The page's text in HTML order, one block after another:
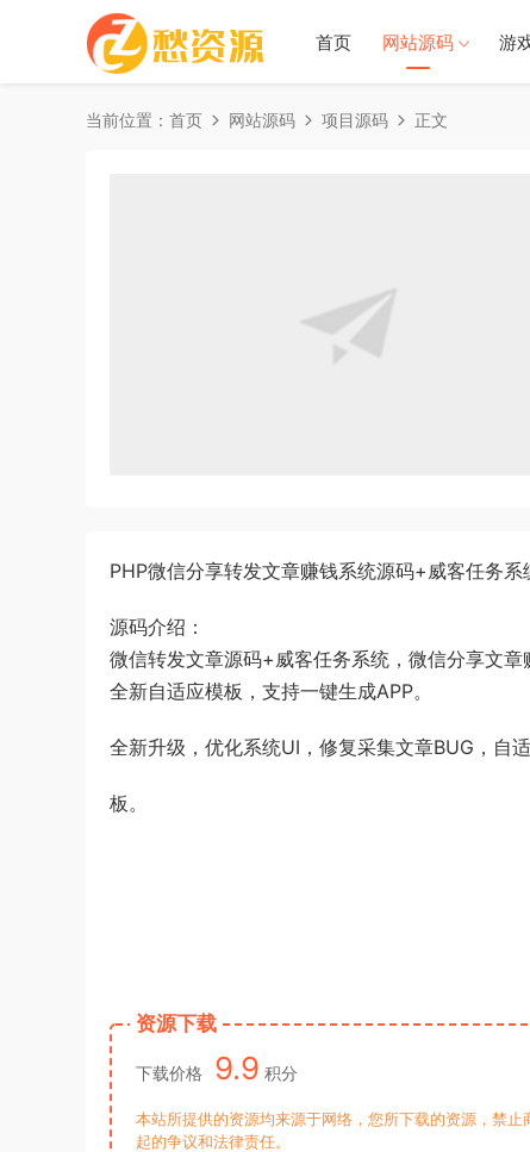
首页 网站源码 游
当前位置： 首页 网站源码 项目源码 正文
PHP微信分享转发文章赚钱系统源码+威客任务系
源码介绍：
微信转发文章源码+威客任务系统，微信分享文
全新自适应模板，支持一键生成APP。
全新升级，优化系统UI，修复采集文章BUG，自适
板。
资源下载
下载价格 9.9 积分
本站所提供的资源均来源于网络，您所下载的资源，禁
起的争议和法律责任。